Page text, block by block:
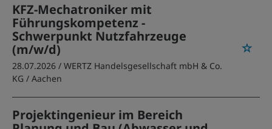
KFZ-Mechatroniker mit
Führungskompetenz -
Schwerpunkt Nutzfahrzeuge
(m/w/d)
28.07.2026 / WERTZ Handelsgesellschaft mbH & Co.
KG / Aachen
Projektingenieur im Bereich